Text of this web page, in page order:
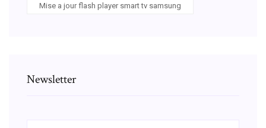
Mise a jour flash player smart tv samsung
Newsletter